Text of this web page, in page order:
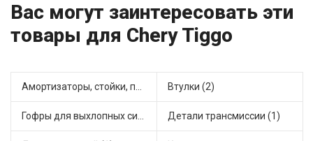
Вас могут заинтересовать эти
товары для Chery Tiggo
Амортизаторы, стойки, подушки стоек (8) Втулки (2)
Гофры для выхлопных систем (2) Детали трансмиссии (1)